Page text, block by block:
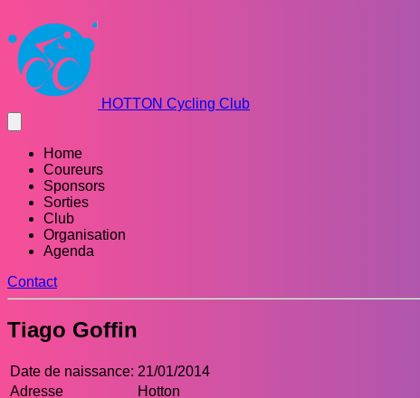
HOTTON Cycling Club
Home
Coureurs
Sponsors
Sorties
Club
Organisation
Agenda
Contact
Tiago Goffin
Date de naissance: 21/01/2014
Adresse
Hotton